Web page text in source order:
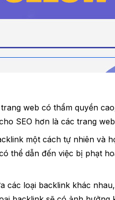
web có thẩm quyền
SEO hơn là các trang
một cách tự nhiên và
thể dẫn đến việc bị phạt
các loại backlink khác